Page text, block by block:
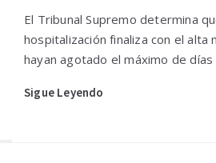
El Tribunal Supremo determina
hospitalización finaliza con el alta
hayan agotado el máximo de
Sigue Leyendo